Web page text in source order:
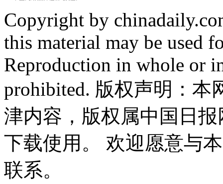
Copyright by
this material may be used
Reproduction in whole or
prohibited. 版权声明：
津内容，版权属中国日
下载使用。 欢迎愿意与
联系。